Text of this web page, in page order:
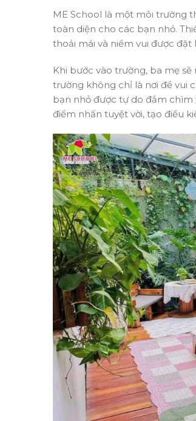
ME School là một môi trường
toàn diện cho các bạn nhỏ.
thoải mái và niềm vui được đặt
Khi bước vào trường, ba mẹ
trường không chỉ là nơi để vui
bạn nhỏ được tự do đắm chìm
điểm nhấn tuyệt vời, tạo điều